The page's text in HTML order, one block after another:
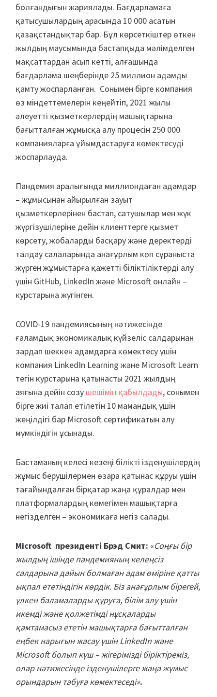
болғандығын жариялады. Бағдарламаға
қатысушылардың арасында 10 000 асатын
қазақстандықтар бар. Бұл көрсеткіштер өткен
жылдың маусымында бастапқыда мәлімделген
мақсаттардан асып кетті, алғашында
бағдарлама шеңберінде 25 миллион адамды
қамту жоспарланған. Сонымен бірге компания
өз міндеттемелерін кеңейтіп, 2021 жылы
әлеуетті қызметкерлердің машықтарына
бағытталған жұмысқа алу процесін 250 000
компанияларға ұйымдастаруға көмектесуді
жоспарлауда.
Пандемия аралығында миллиондаған адамдар
– жұмысынан айырылған зауыт
қызметкерлерінен бастап, сатушылар мен жүк
жүргізушілеріне дейін клиенттерге қызмет
көрсету, жобаларды басқару және деректерді
талдау салаларында анағұрлым көп сұраныста
жүрген жұмыстарға қажетті біліктіліктерді алу
үшін GitHub, LinkedIn және Microsoft онлайн –
курстарына жүгінген.
COVID-19 пандемиясының нәтижесінде
ғаламдық экономикалық күйзеліс салдарынан
зардап шеккен адамдарға көмектесу үшін
компания LinkedIn Learning және Microsoft Learn
тегін курстарына қатынасты 2021 жылдың
аяғына дейін созу шешімін қабылдады, сонымен
бірге жиі талап етілетін 10 мамандық үшін
жеңілдігі бар Microsoft сертификатын алу
мүмкіндігін ұсынады.
Бастаманың келесі кезеңі білікті ізденушілердің
жұмыс берушілермен өзара қатынас құруы үшін
тағайындалған бірқатар жаңа құралдар мен
платформалардың көмегімен машықтарға
негізделген – экономикаға негіз салады.
Microsoft президенті Брэд Смит: «Соңғы бір
жылдың ішінде пандемияның келеңсіз
салдарына дайын болмаған адам өміріне қатты
ықпал ететіндігін көрдік. Біз анағұрлым бірегей,
үлкен баламаларды құруға, білім алу үшін
икемді және қолжетімді нұсқаларды
қамтамасыз ететін машықтарға бағытталған
еңбек нарығын жасау үшін LinkedIn және
Microsoft болып күш – жігерімізді біріктіреміз,
олар нәтижесінде ізденушілерге жаңа жұмыс
орындарын табуға көмектеседі».